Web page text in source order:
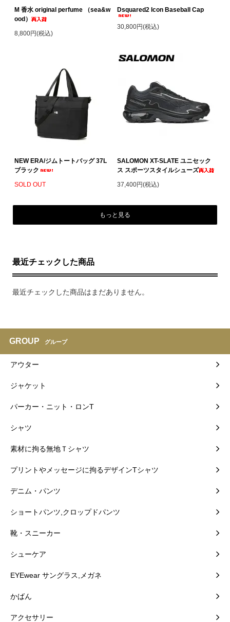
M 香水 original perfume （sea&w
ood）
8,800円(税込)
Dsquared2 Icon Baseball Cap
30,800円(税込)
NEW ERA/ジムトートバッグ 37L
ブラック
SOLD OUT
SALOMON XT-SLATE ユニセック
ス スポーツスタイルシューズ
37,400円(税込)
もっと見る
最近チェックした商品
最近チェックした商品はまだありません。
GROUP グループ
アウター
ジャケット
パーカー・ニット・ロンT
シャツ
素材に拘る無地Ｔシャツ
プリントやメッセージに拘るデザインTシャツ
デニム・パンツ
ショートパンツ,クロップドパンツ
靴・スニーカー
シューケア
EYEwear サングラス,メガネ
かばん
アクセサリー